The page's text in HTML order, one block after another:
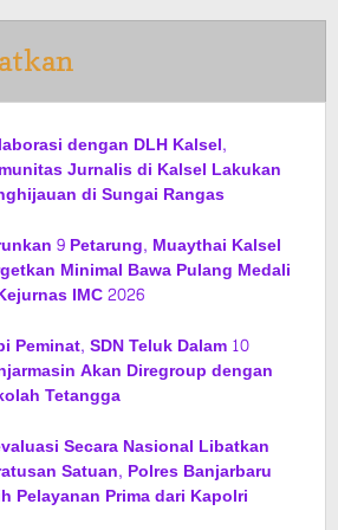
dengan DLH Kalsel,
Jurnalis di Kalsel Lakukan
di Sungai Rangas
9 Petarung, Muaythai Kalsel
Minimal Bawa Pulang Medali
IMC 2026
Peminat, SDN Teluk Dalam 10
Akan Diregroup dengan
Tetangga
Secara Nasional Libatkan
Satuan, Polres Banjarbaru
Pelayanan Prima dari Kapolri